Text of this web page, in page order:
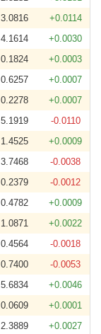
3.0816
+0.0114
4.1614
+0.0030
0.1824
+0.0003
0.6257
+0.0007
0.2278
+0.0007
5.1919
-0.0110
1.4525
+0.0009
3.7468
-0.0038
0.2379
-0.0012
0.4782
+0.0009
1.0871
+0.0022
0.4564
-0.0018
0.7400
-0.0053
5.6834
+0.0046
0.0609
+0.0001
2.3889
+0.0027